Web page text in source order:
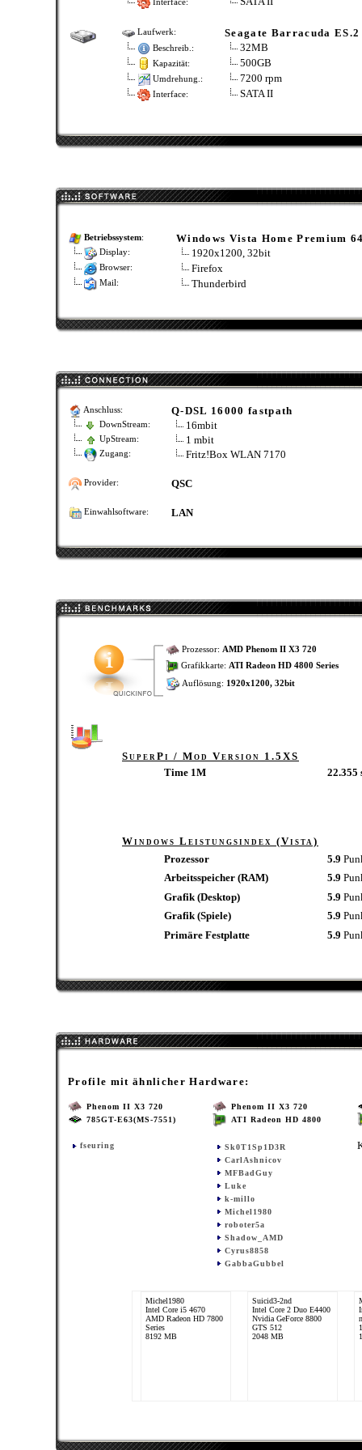
Interface:
Laufwerk: Seagate Barracuda ES.2
Beschreib.: 32MB
Kapazität: 500GB
Umdrehung.: 7200 rpm
Interface: SATA II
Betriebssystem: Windows Vista Home Premium
Display: 1920x1200, 32bit
Browser: Firefox
Mail: Thunderbird
Anschluss: Q-DSL 16000 fastpath
DownStream: 16mbit
UpStream: 1 mbit
Zugang: Fritz!Box WLAN 7170
Provider: QSC
Einwahlsoftware: LAN
Prozessor: AMD Phenom II X3 720
Grafikkarte: ATI Radeon HD 4800 Series
Auflösung: 1920x1200, 32bit
SuperPi / Mod Version 1.5XS
Time 1M
22.355
Windows Leistungsindex (Vista)
Prozessor
5.9
Arbeitsspeicher (RAM)
5.9
Grafik (Desktop)
5.9
Grafik (Spiele)
5.9
Primäre Festplatte
5.9
Profile mit ähnlicher Hardware:
Phenom II X3 720
785GT-E63(MS-7551)
fseuring
Phenom II X3 720
ATI Radeon HD 4800
Sk0T1Sp1D3R
CarlAshnicov
MFBadGuy
Luke
k-millo
Michel1980
roboter5a
Shadow_AMD
Cyrus8858
GabbaGubbel
Michel1980
Intel Core i5 4670
AMD Radeon HD 7800
Series
8192 MB
Suicid3-2nd
Intel Core 2 Duo E4400
Nvidia GeForce 8800
GTS 512
2048 MB
AMD ATi Radeon HD